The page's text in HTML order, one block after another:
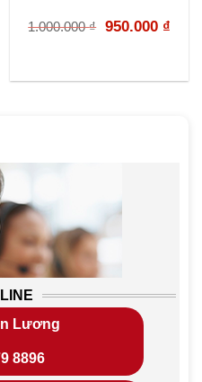
Lương
8896
1.000.000₫ Original
950.000 ₫